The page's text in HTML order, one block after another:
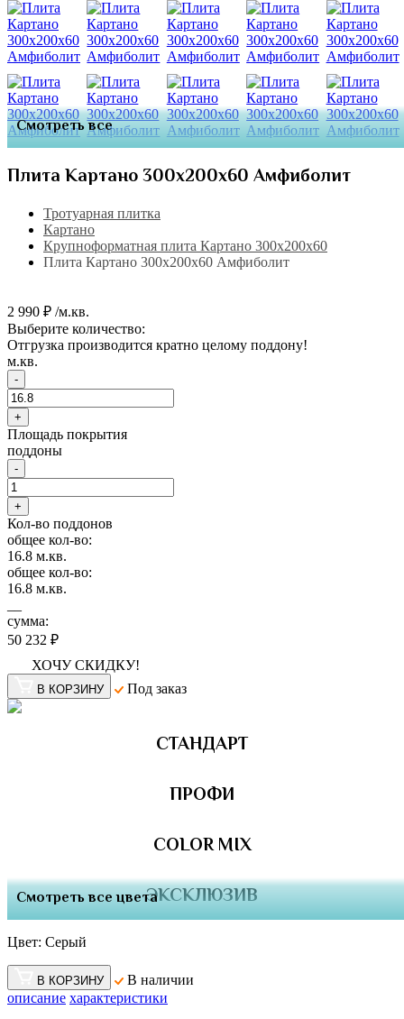
Смотреть все
Плита Картано 300х200х60 Амфиболит
Тротуарная плитка
Картано
Крупноформатная плита Картано 300х200х60
Плита Картано 300х200х60 Амфиболит
2 990 ₽ /м.кв.
Выберите количество:
Отгрузка производится кратно целому поддону!
м.кв.
-
+
Площадь покрытия
поддоны
-
+
Кол-во поддонов
общее кол-во:
16.8 м.кв.
общее кол-во:
16.8 м.кв.
сумма:
50 232 ₽
ХОЧУ СКИДКУ!
В КОРЗИНУ Под заказ
СТАНДАРТ
ПРОФИ
COLOR MIX
ЭКСКЛЮЗИВ
Смотреть все цвета
Цвет: Серый
В КОРЗИНУ
В наличии
описание характеристики